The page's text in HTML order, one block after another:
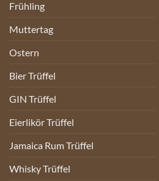
Frühling
Muttertag
Ostern
Bier Trüffel
GIN Trüffel
Eierlikör Trüffel
Jamaica Rum Trüffel
Whisky Trüffel